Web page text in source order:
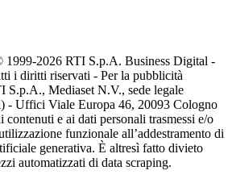
1999-2026 RTI S.p.A. Business Digital -
i diritti riservati - Per la pubblicità
S.p.A., Mediaset N.V., sede legale
- Uffici Viale Europa 46, 20093 Cologno
contenuti e ai dati personali trasmessi e/o
funzionale all’addestramento di
generativa. È altresì fatto divieto
automatizzati di data scraping.